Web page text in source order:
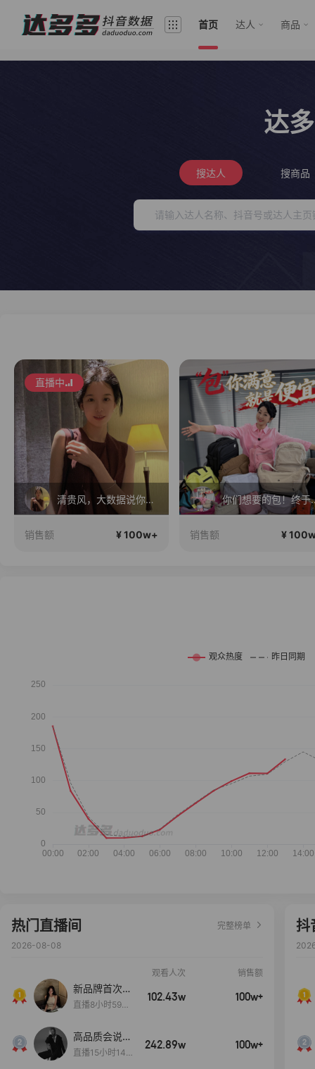
首页 达人 商品
达
搜达人 搜商品
你们想要的包！终于来了！包你满意！
销售额 ¥ 100w+
直播中
白白叶
销售额 ¥
热门直播间
完整榜单
2026-08-08
观看人次 销售额
新品牌首次大
上新
直播8小时59分
102.43w 100w+
高品质会说
话….
直播15小时14
242.89w 100w+
抖